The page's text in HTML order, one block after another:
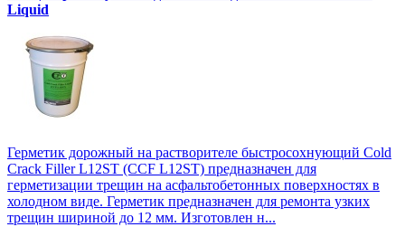
Liquid
Герметик дорожный на растворителе быстросохнующий Cold
Crack Filler L12SТ (CCF L12SТ) предназначен для
герметизации трещин на асфальтобетонных поверхностях в
холодном виде. Герметик предназначен для ремонта узких
трещин шириной до 12 мм. Изготовлен н...